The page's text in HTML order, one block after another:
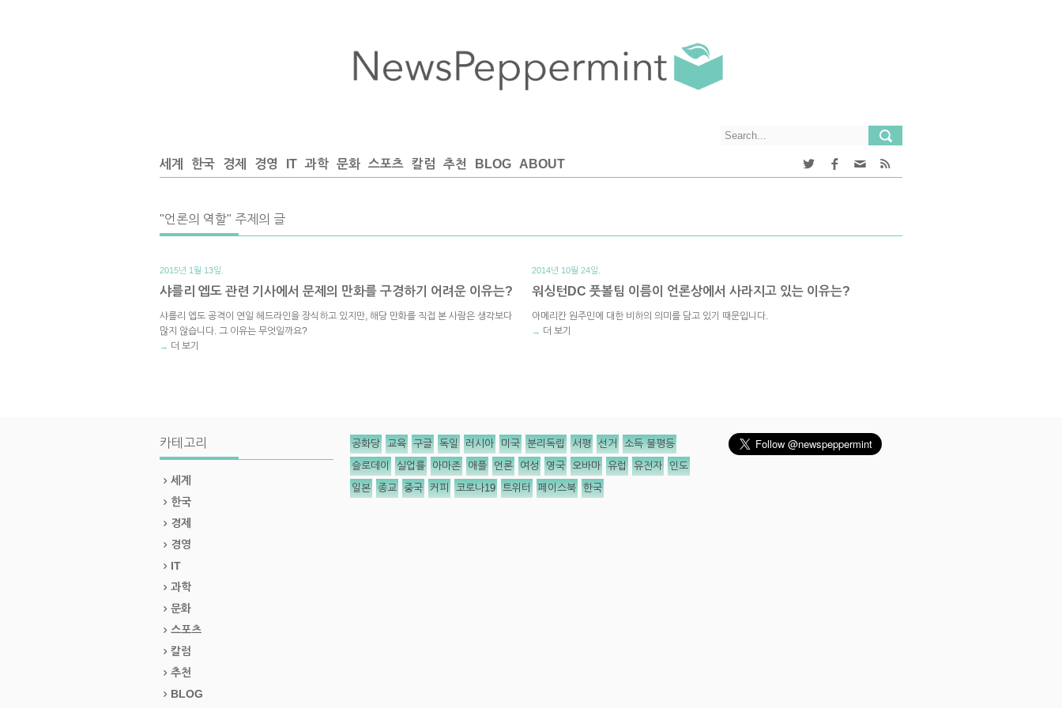
세계 한국 경제 경영 IT 과학 문화 스포츠 칼럼 추천 BLOG ABOUT
"언론의 역할" 주제의 글
2015년 1월 13일.
샤를리 엡도 관련 기사에서 문제의 만화를 구경하기 어려운 이유는?
샤를리 엡도 공격이 연일 헤드라인을 장식하고 있지만, 해당 만화를 직접 본 사람은 생각보다
많지 않습니다. 그 이유는 무엇일까요?
→ 더 보기
2014년 10월 24일.
워싱턴DC 풋볼팀 이름이 언론상에서 사라지고 있는 이유는?
아메리칸 원주민에 대한 비하의 의미를 담고 있기 때문입니다.
→ 더 보기
카테고리
세계
한국
경제
경영
IT
과학
문화
스포츠
칼럼
추천
BLOG
공화당 교육 구글 독일 러시아 미국 분리독립 서평 선거 소득 불평등
슬로데이 실업률 아마존 애플 언론 여성 영국 오바마 유럽 유전자 인도
일본 종교 중국 커피 코로나19 트위터 페이스북 한국